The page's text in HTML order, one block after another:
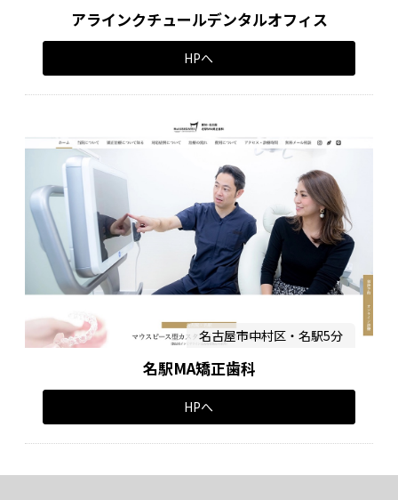
アラインクチュールデンタルオフィス
HPへ
名古屋市中村区・名駅5分
名駅MA矯正歯科
HPへ